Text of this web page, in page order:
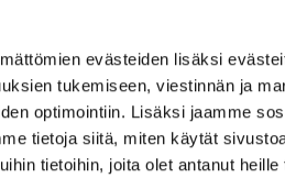
evästeiden lisäksi
tukemiseen, viestinnän ja
optimointiin. Lisäksi jaamme
tietoja siitä, miten käytät
tietoihin, joita olet antanut heille
poistaminen aiheuttaa toisen
D5 – Björn Boström, tekninen
haastava vianmääritystapaus
miten yksi ongelma johtaa